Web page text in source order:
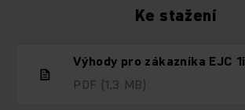
Ke stažení
Výhody pro zákazníka EJC 1i
PDF (1,3 MB)